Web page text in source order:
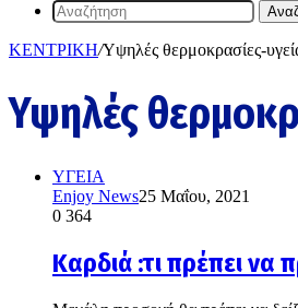
ΚΕΝΤΡΙΚΗ/Υψηλές θερμοκρασίες-
Υψηλές
ΥΓΕΙΑ
Enjoy News25 Μαΐου, 2021
0 364
Καρδιά :τι πρέπει να